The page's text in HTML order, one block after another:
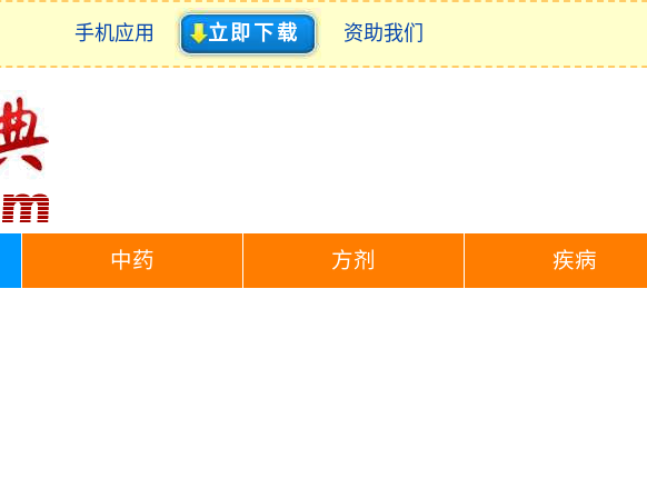
手机应用 立即下载 资助我们
中药 方剂 疾病